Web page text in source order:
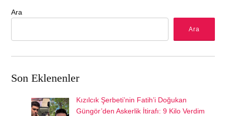
Ara
Ara
Son Eklenenler
Kızılcık Şerbeti’nin Fatih’i Doğukan
Güngör’den Askerlik İtirafı: 9 Kilo Verdim